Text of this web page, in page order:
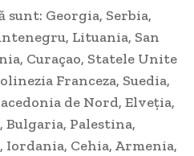
sunt: Georgia, Serbia,
Lituania, San
Curaçao, Statele Unite
Franceza, Suedia,
de Nord, Elveţia,
Bulgaria, Palestina,
Cehia, Armenia,